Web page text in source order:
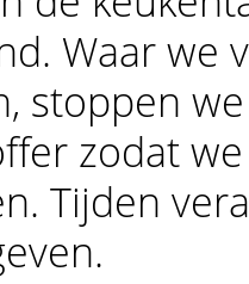
Waar we
stoppen
zodat
Tijden